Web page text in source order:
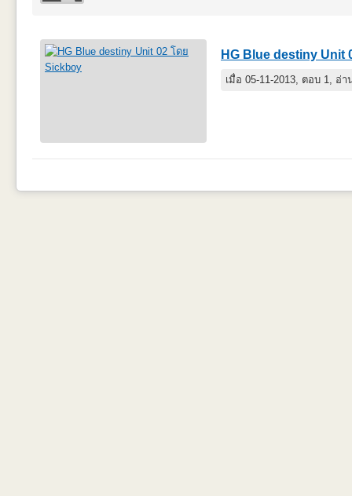
HG Blue destiny Unit
เมื่อ 05-11-2013, ตอบ 1, อ่า